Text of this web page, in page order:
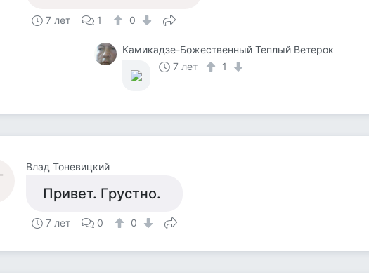
7 лет 1 0
Камикадзе-Божественный Теплый Ветерок
7 лет
1
Влад Тоневицкий
Привет. Грустно.
7 лет 0 0